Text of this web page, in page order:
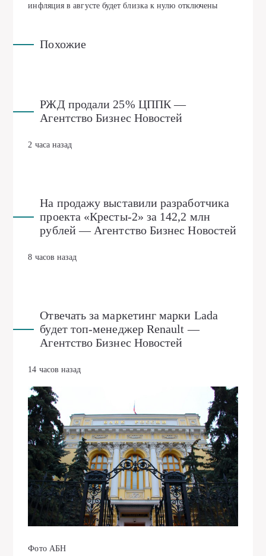
инфляция в августе будет близка к нулю отключены
Похожие
РЖД продали 25% ЦППК —
Агентство Бизнес Новостей
2 часа назад
На продажу выставили разработчика
проекта «Кресты-2» за 142,2 млн
рублей — Агентство Бизнес Новостей
8 часов назад
Отвечать за маркетинг марки Lada
будет топ-менеджер Renault —
Агентство Бизнес Новостей
14 часов назад
Фото АБН